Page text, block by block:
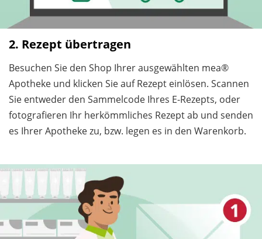
2. Rezept übertragen
Besuchen Sie den Shop Ihrer ausgewählten mea®
Apotheke und klicken Sie auf Rezept einlösen. Scannen
Sie entweder den Sammelcode Ihres E-Rezepts, oder
fotografieren Ihr herkömmliches Rezept ab und senden
es Ihrer Apotheke zu, bzw. legen es in den Warenkorb.